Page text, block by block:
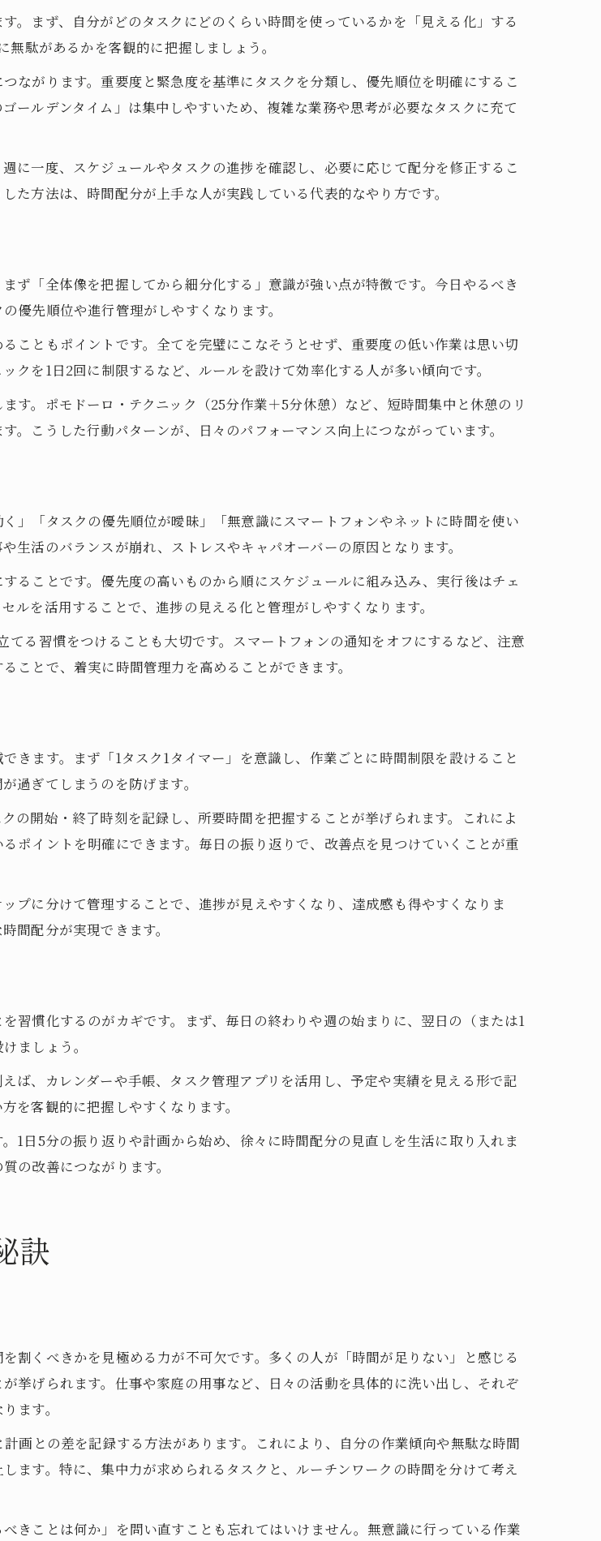
配分で成果を最大化するコツ
振りが上手な人の工夫とは
導く時間管理の技術
整えると生活がどう変わるか
使い方でストレスを減らす方法
活を作る時間管理テクニック
時間配分を定着させる秘訣
失敗原因とその乗り越え方
キャパオーバーを防ぐ方法
間配分を継続するための工夫
振りを無理なく修正するコツ
ぶ理想の時間の割り振り
りのコツで離職を防ぐ働き方
考える際の重要視すべき点
工夫で仕事効率と余裕を両立
きる時間配分の工夫
工夫で毎日の無駄を見直そう
管理エクセル活用の実践例
わる時間の使い方ポイント
。まず、自分がどのタスクにどのくらい時間を使っているかを「見える化」する
駄があるかを客観的に把握しましょう。
ながります。重要度と緊急度を基準にタスクを分類し、優先順位を明確にするこ
ールデンタイム」は集中しやすいため、複雑な業務や思考が必要なタスクに充て
に一度、スケジュールやタスクの進捗を確認し、必要に応じて配分を修正するこ
た方法は、時間配分が上手な人が実践している代表的なやり方です。
ず「全体像を把握してから細分化する」意識が強い点が特徴です。今日やるべき
優先順位や進行管理がしやすくなります。
こともポイントです。全てを完璧にこなそうとせず、重要度の低い作業は思い切
を1日2回に制限するなど、ルールを設けて効率化する人が多い傾向です。
す。ポモドーロ・テクニック（25分作業＋5分休憩）など、短時間集中と休憩のリ
こうした行動パターンが、日々のパフォーマンス向上につながっています。
」「タスクの優先順位が曖昧」「無意識にスマートフォンやネットに時間を使い
活のバランスが崩れ、ストレスやキャパオーバーの原因となります。
ることです。優先度の高いものから順にスケジュールに組み込み、実行後はチェ
ルを活用することで、進捗の見える化と管理がしやすくなります。
る習慣をつけることも大切です。スマートフォンの通知をオフにするなど、注意
ことで、着実に時間管理力を高めることができます。
きます。まず「1タスク1タイマー」を意識し、作業ごとに時間制限を設けること
過ぎてしまうのを防げます。
の開始・終了時刻を記録し、所要時間を把握することが挙げられます。これによ
ポイントを明確にできます。毎日の振り返りで、改善点を見つけていくことが重
プに分けて管理することで、進捗が見えやすくなり、達成感も得やすくなりま
間配分が実現できます。
習慣化するのがカギです。まず、毎日の終わりや週の始まりに、翌日の（または1
ましょう。
ば、カレンダーや手帳、タスク管理アプリを活用し、予定や実績を見える形で記
を客観的に把握しやすくなります。
1日5分の振り返りや計画から始め、徐々に時間配分の見直しを生活に取り入れま
の改善につながります。
訣
割くべきかを見極める力が不可欠です。多くの人が「時間が足りない」と感じる
挙げられます。仕事や家庭の用事など、日々の活動を具体的に洗い出し、それぞ
ます。
画との差を記録する方法があります。これにより、自分の作業傾向や無駄な時間
ます。特に、集中力が求められるタスクと、ルーチンワークの時間を分けて考え
きことは何か」を問い直すことも忘れてはいけません。無意識に行っている作業